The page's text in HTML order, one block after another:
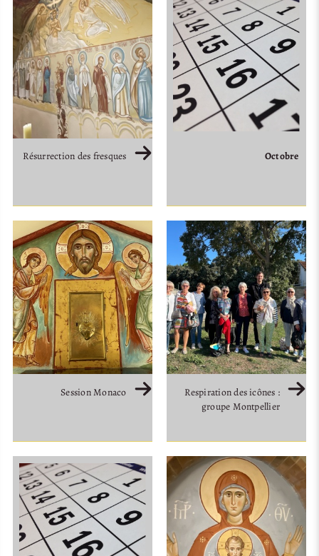
Résurrection des fresques Octobre
Session Monaco
Respiration des icônes :
groupe Montpellier